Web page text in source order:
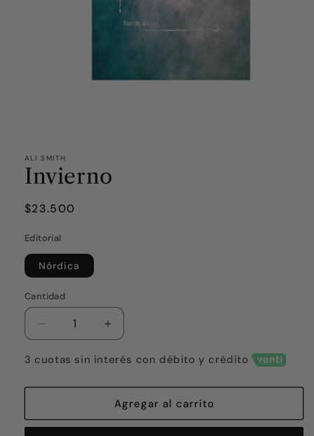
ALI SMITH
Invierno
Precio
$23.500
Editorial
Nórdica
Cantidad
Reducir
cantidad
para
Aumentar
cantidad
para
3 cuotas sin interés con débito y crédito
Agregar al carrito